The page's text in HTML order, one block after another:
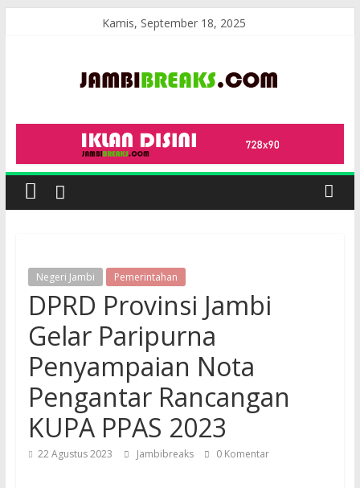
Kamis, September 18, 2025
JambiBreaks
Negeri Jambi Pemerintahan
DPRD Provinsi Jambi
Gelar Paripurna
Penyampaian Nota
Pengantar Rancangan
KUPA PPAS 2023
22 Agustus 2023 Jambibreaks 0 Komentar